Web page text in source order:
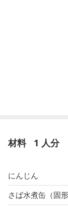
材料 1 人分
にんじん
さば水煮缶（固形